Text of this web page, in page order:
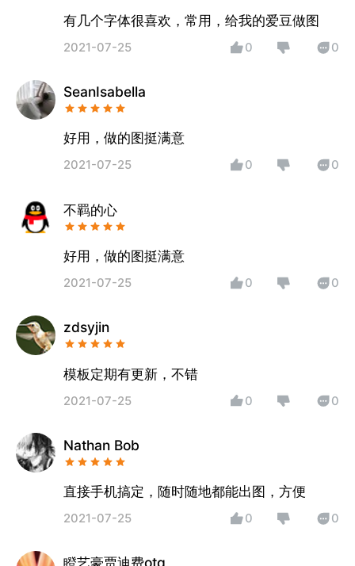
有几个字体很喜欢，常用，给我的爱豆做图
2021-07-25 0 0
SeanIsabella
好用，做的图挺满意
2021-07-25 0 0
不羁的心
好用，做的图挺满意
2021-07-25 0 0
zdsyjin
模板定期有更新，不错
2021-07-25 0 0
Nathan Bob
直接手机搞定，随时随地都能出图，方便
2021-07-25 0 0
瞪艺豪贾迪费otq